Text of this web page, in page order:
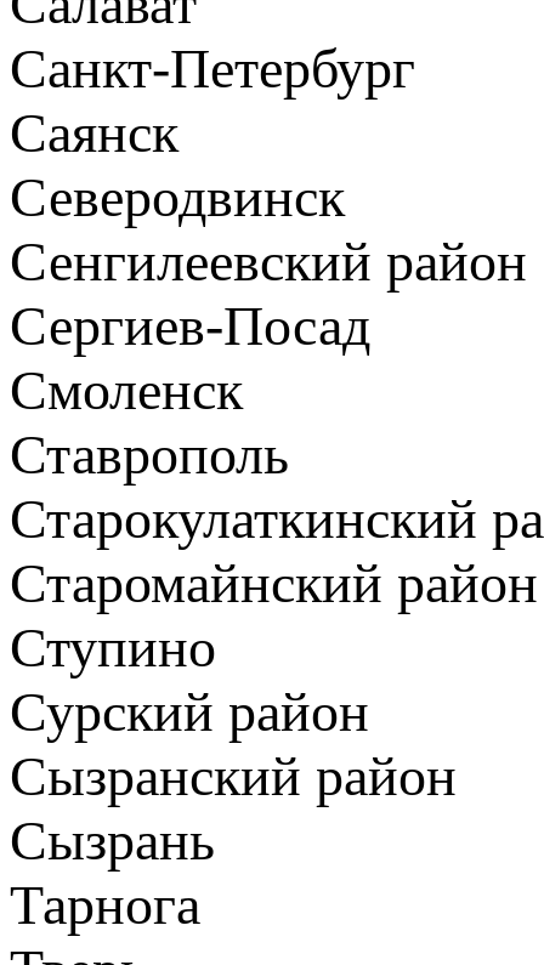
Санкт-Петербург
Саянск
Северодвинск
Сенгилеевский район
Сергиев-Посад
Смоленск
Ставрополь
Старокулаткинский
Старомайнский район
Ступино
Сурский район
Сызранский район
Сызрань
Тарнога